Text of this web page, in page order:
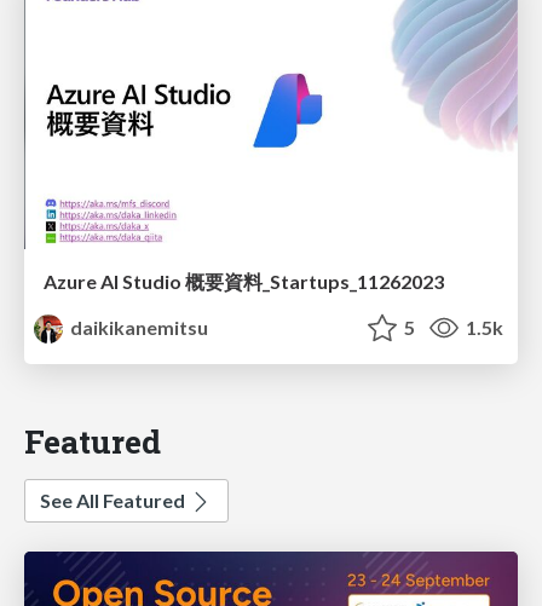
Azure AI Studio 概要資料_Startups_11262023
daikikanemitsu
5 1.5k
Featured
See All Featured